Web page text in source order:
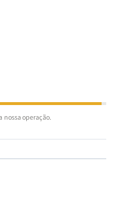
nossa operação.